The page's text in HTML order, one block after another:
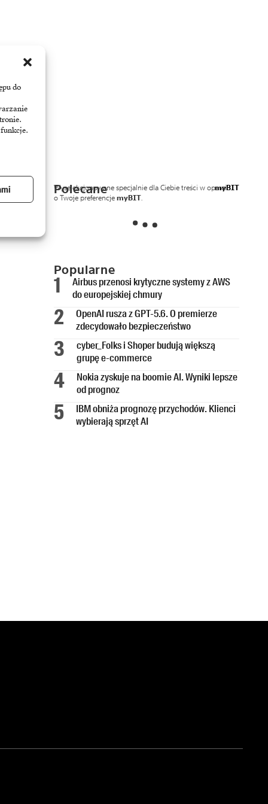
do
Polecane myBIT
Wyselekcjonowane specjalnie dla Ciebie treści w oparciu
o Twoje preferencjemyBIT.
Popularne
Airbus przenosi krytyczne systemy z AWS
do europejskiej chmury
OpenAI rusza z GPT-5.6. O premierze
zdecydowało bezpieczeństwo
cyber_Folks i Shoper budują większą
grupę e-commerce
Nokia zyskuje na boomie AI. Wyniki lepsze
od prognoz
IBM obniża prognozę przychodów. Klienci
wybierają sprzęt AI